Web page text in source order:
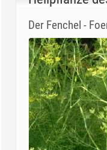
Der Fenchel -